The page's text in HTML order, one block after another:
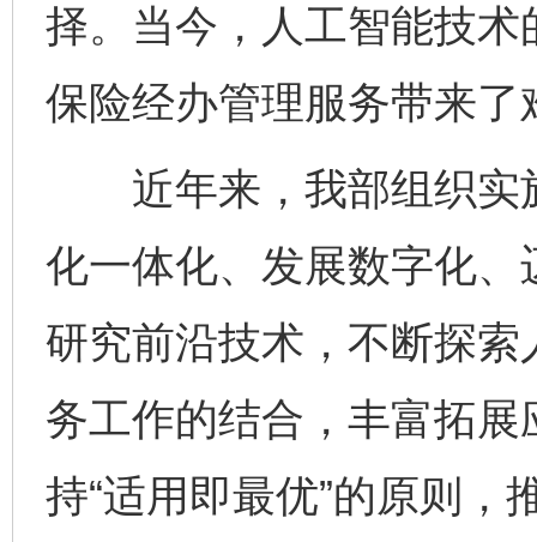
择。当今，人工智能技
保险经办管理服务带来
近年来，我部组织实施
化一体化、发展数字化、
研究前沿技术，不断探
务工作的结合，丰富拓
持“适用即最优”的原则，